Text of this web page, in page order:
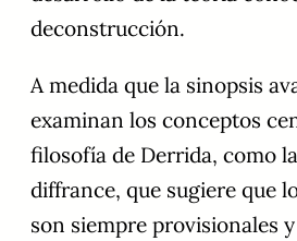
deconstrucción.
A medida que la sinopsis
examinan los conceptos
filosofía de Derrida, como
diffrance, que sugiere que
son siempre provisionales